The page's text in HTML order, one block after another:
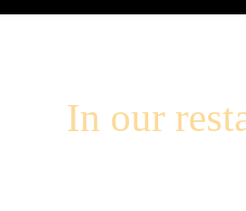
In our